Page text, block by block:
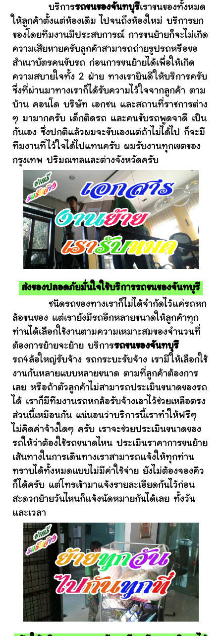
บริการรถขนของจันทบุรีเราขนของทั้งหมด
ให้ลูกค้าตั้งแต่ห้องเดิม ไปจนถึงห้องใหม่ บริการยก
ของโดยทีมงานมีประสบการณ์ การขนย้ายก็จะไม่เกิด
ความเสียหายครับลูกค้าสามารถถ่ายรูปรถหรือขอ
สำเนาบัตรคนขับรถ ก่อนการขนย้ายได้เพื่อให้เกิด
ความสบายใจทั้ง 2 ฝ่าย ทางเรายินดีให้บริการครับ
ซึ่งที่ผ่านมาทางเราก็ได้รับความไว้ใจจากลูกค้า ตาม
บ้าน คอนโด บริษัท เอกชน และสถานที่ราชการต่าง
ๆ มามากครับ เด็กติดรถ และคนขับรถพูดจาดี เป็น
กันเอง ซึ่งปกติแล้วผมจะขับเองแต่ถ้าไม่ได้ไป ก็จะมี
ทีมงานที่ไว้ใจได้ไปแทนครับ ผมรับงานทุกเขตของ
กรุงเทพ ปริมณฑลและต่างจังหวัดครับ
ส่งของปลอดภัยมั่นใจใช้บริการรถขนของจันทบุรี
ชนิดรถของทางเราก็ไม่ได้จำกัดไว้แค่รถหก
ล้อขนของ แต่เรายังมีรถอีกหลายขนาดให้ลูกค้าทุก
ท่านได้เลือกใช้งานตามความเหมาะสมของจำนวนที่
ต้องการย้ายจะย้าย บริการรถขนของจันทบุรี
รถ4ล้อใหญ่รับจ้าง รถกระบะรับจ้าง เรามีให้เลือกใช้
งานกันหลายแบบหลายขนาด ตามที่ลูกค้าต้องการ
เลย หรือถ้าตัวลูกค้าไม่สามารถประเมินขนาดของรถ
ได้ เราก็มีทีมงานรถหกล้อรับจ้างเอาไว้ช่วยเหลือตรง
ส่วนนี้เหมือนกัน แน่นอนว่าบริการนี้เราทำให้ฟรีๆ
ไม่คิดค่าจ้างใดๆ ครับ เราจะช่วยประเมินขนาดของ
รถให้ว่าต้องใช้รถขนาดไหน ประเมินราคาการขนย้าย
เส้นทางในการเดินทางเราสามารถแจ้งให้ทุกท่าน
ทราบได้ทั้งหมดแบบไม่มีค่าใช้จ่าย ยังไม่ต้องจองคิว
ก็ได้ครับ แต่โทรเข้ามาแจ้งรายละเอียดกันไว้ก่อน
สะดวกย้ายวันไหนก็แจ้งนัดหมายกันได้เลย ทั้งวัน
และเวลา